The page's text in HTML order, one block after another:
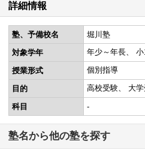
詳細情報
塾、予備校名
堀川塾
対象学年
年少～年長
授業形式 個別指導
目的 高校受験 大
科目 -
塾名から他の塾を探す